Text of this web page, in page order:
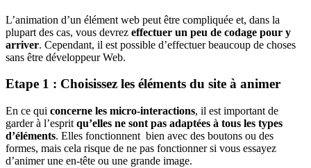
L’animation d’un élément web peut être compliquée et, dans la
plupart des cas, vous devrez effectuer un peu de codage pour y
arriver. Cependant, il est possible d’effectuer beaucoup de choses
sans être développeur Web.
Etape 1 : Choisissez les éléments du site à animer
En ce qui concerne les micro-interactions, il est important de
garder à l’esprit qu’elles ne sont pas adaptées à tous les types
d’éléments. Elles fonctionnent bien avec des boutons ou des
formes, mais cela risque de ne pas fonctionner si vous essayez
d’animer une en-tête ou une grande image.